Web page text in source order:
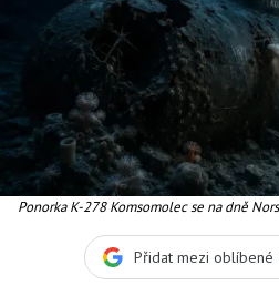
Ponorka K-278 Komsomolec se na dně
Přidat mezi oblíbené